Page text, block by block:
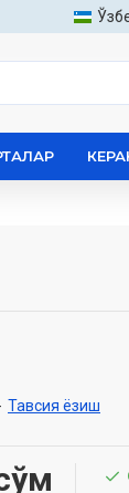
Тавсия ёзиш